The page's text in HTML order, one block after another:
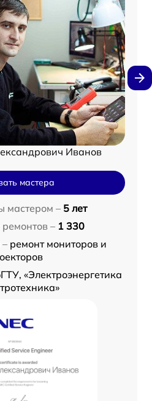
Иванов
мастера
мастером – 5 лет
– 1 330
ремонт мониторов и
«Электроэнергетика